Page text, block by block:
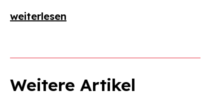
weiterlesen
Weitere Artikel